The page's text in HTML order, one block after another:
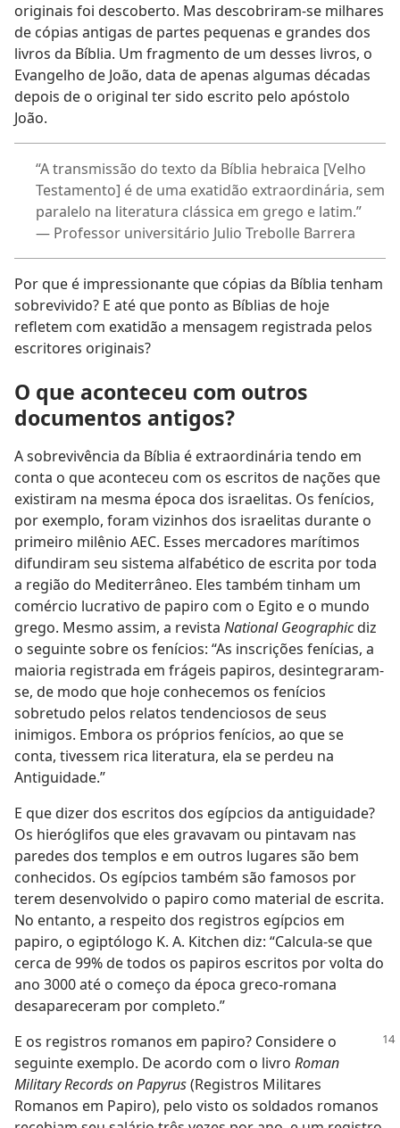
originais foi descoberto. Mas descobriram-se milhares
de cópias antigas de partes pequenas e grandes dos
livros da Bíblia. Um fragmento de um desses livros, o
Evangelho de João, data de apenas algumas décadas
depois de o original ter sido escrito pelo apóstolo
João.
“A transmissão do texto da Bíblia hebraica [Velho
Testamento] é de uma exatidão extraordinária, sem
paralelo na literatura clássica em grego e latim.”
— Professor universitário Julio Trebolle Barrera
Por que é impressionante que cópias da Bíblia tenham
sobrevivido? E até que ponto as Bíblias de hoje
refletem com exatidão a mensagem registrada pelos
escritores originais?
O que aconteceu com outros
documentos antigos?
A sobrevivência da Bíblia é extraordinária tendo em
conta o que aconteceu com os escritos de nações que
existiram na mesma época dos israelitas. Os fenícios,
por exemplo, foram vizinhos dos israelitas durante o
primeiro milênio AEC. Esses mercadores marítimos
difundiram seu sistema alfabético de escrita por toda
a região do Mediterrâneo. Eles também tinham um
comércio lucrativo de papiro com o Egito e o mundo
grego. Mesmo assim, a revista National Geographicdiz
o seguinte sobre os fenícios: “As inscrições fenícias, a
maioria registrada em frágeis papiros, desintegraram-
se, de modo que hoje conhecemos os fenícios
sobretudo pelos relatos tendenciosos de seus
inimigos. Embora os próprios fenícios, ao que se
conta, tivessem rica literatura, ela se perdeu na
Antiguidade.”
E que dizer dos escritos dos egípcios da antiguidade?
Os hieróglifos que eles gravavam ou pintavam nas
paredes dos templos e em outros lugares são bem
conhecidos. Os egípcios também são famosos por
terem desenvolvido o papiro como material de escrita.
No entanto, a respeito dos registros egípcios em
papiro, o egiptólogo K. A. Kitchen diz: “Calcula-se que
cerca de 99% de todos os papiros escritos por volta do
ano 3000 até o começo da época greco-romana
desapareceram por completo.”
E os registros romanos em papiro? Considere o
seguinte exemplo. De acordo com o livro Roman
Military Records on Papyrus(Registros Militares
Romanos em Papiro), pelo visto os soldados romanos